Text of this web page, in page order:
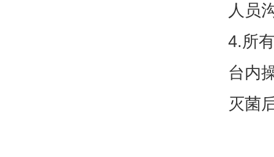
人员
4.所
台内
灭菌